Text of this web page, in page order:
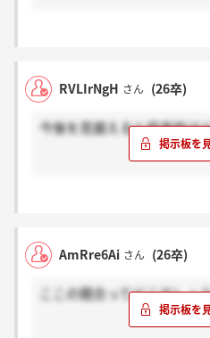
RVLIrNgH さん (26卒)
今後を見据えると将来性は
AmRre6Ai さん (26卒)
ここの競合ってどこでしょ